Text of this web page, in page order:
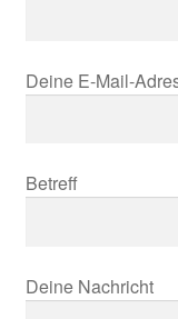
Deine E-Mail-
Betreff
Deine Nachricht